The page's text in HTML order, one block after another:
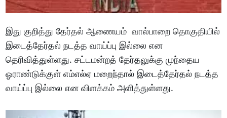
இது குறித்து தேர்தல் ஆணையம் வால்பாறை தொகுதியில்
இடைத்தேர்தல் நடத்த வாய்ப்பு இல்லை என
தெரிவித்துள்ளது. சட்டமன்றத் தேர்தலுக்கு முந்தைய
ஓராண்டுக்குள் எம்எல்ஏ மறைந்தால் இடைத்தேர்தல் நடத்த
வாய்ப்பு இல்லை என விளக்கம் அளித்துள்ளது.